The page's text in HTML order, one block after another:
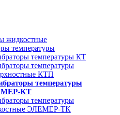
жидкостные
температуры
температуры КТ
температуры
КТП
температуры
КТ
температуры
ЭЛЕМЕР-ТК